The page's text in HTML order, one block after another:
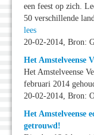
een feest op zich.
50 verschillende
lees
20-02-2014, Bron:
Het Amstelveense
Het Amstelveense
februari 2014
20-02-2014, Bron:
Het Amstelveense
getrouwd!